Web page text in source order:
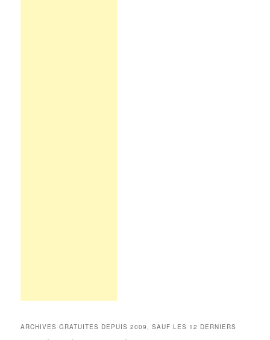
ARCHIVES GRATUITES DEPUIS 2009, SAUF LES 12 DERNIERS